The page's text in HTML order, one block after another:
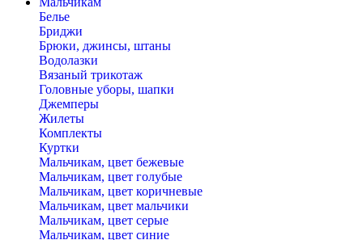
Белье
Бриджи
Брюки, джинсы, штаны
Водолазки
Вязаный трикотаж
Головные уборы, шапки
Джемперы
Жилеты
Комплекты
Куртки
Мальчикам, цвет бежевые
Мальчикам, цвет голубые
Мальчикам, цвет коричневые
Мальчикам, цвет мальчики
Мальчикам, цвет серые
Мальчикам, цвет синие